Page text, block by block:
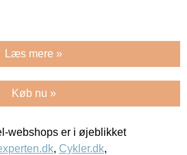
Læs mere »
Køb nu »
webshops er i øjeblikket
, Cykler.dk,